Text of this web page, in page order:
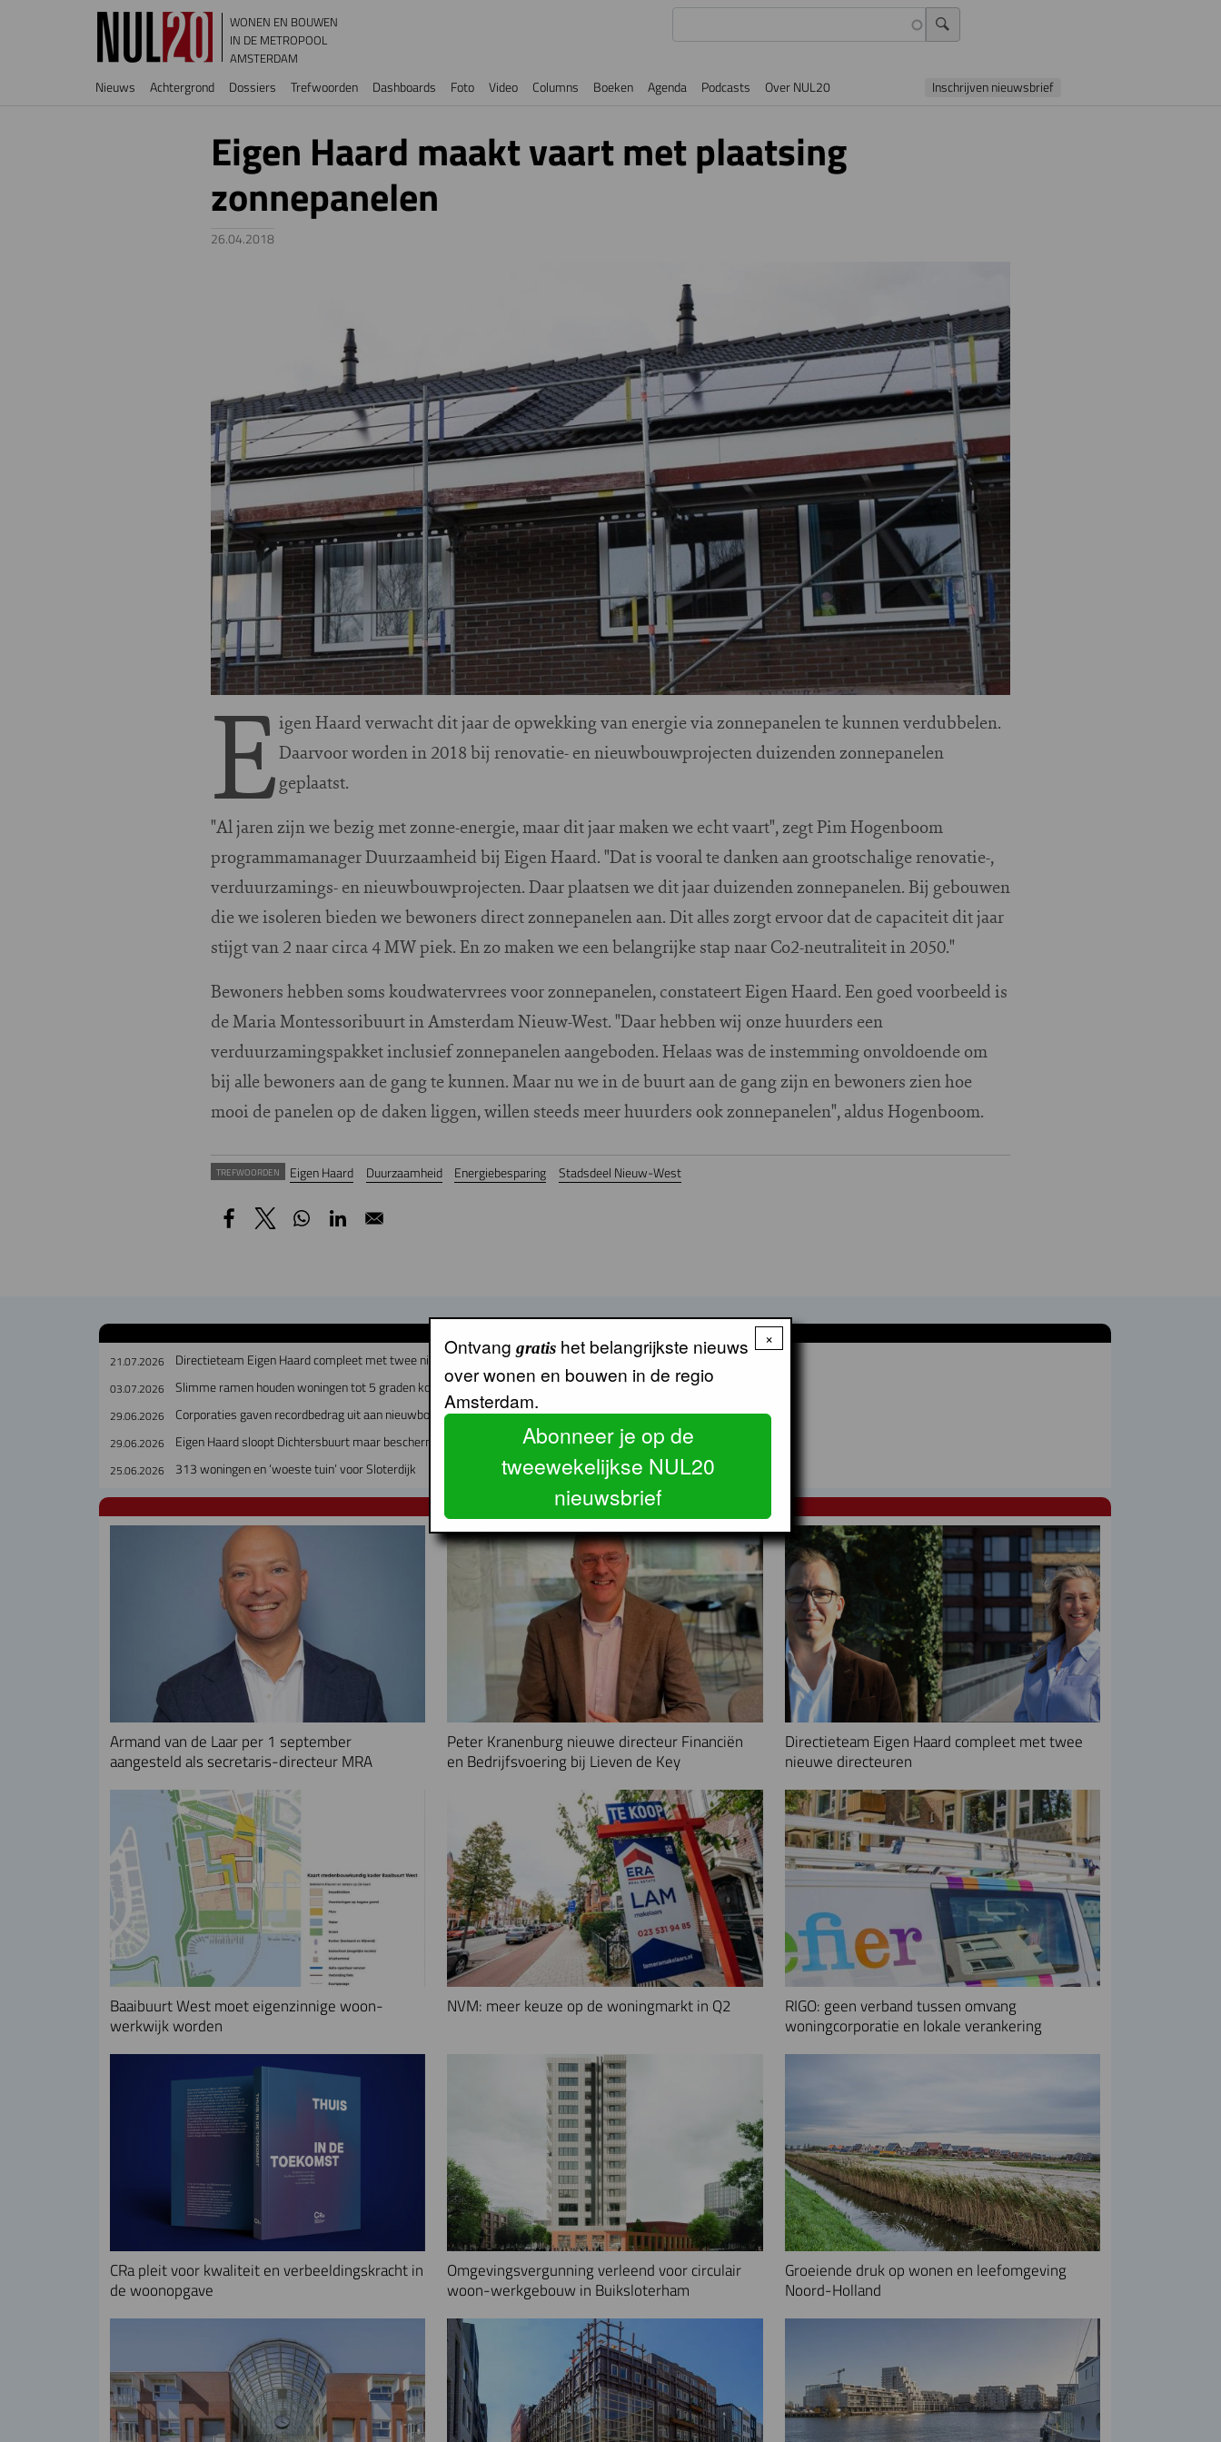
Overslaan en naar de inhoud gaan
WONEN EN BOUWEN
IN DE METROPOOL
AMSTERDAM
Hoofdnavigatie
Nieuws Achtergrond Dossiers Trefwoorden Dashboards Foto Video Columns Boeken Agenda Podcasts Over NUL20 Inschrijven nieuwsbrief
Eigen Haard maakt vaart met plaatsing
zonnepanelen
26.04.2018
Eigen Haard verwacht dit jaar de opwekking van energie via zonnepanelen te kunnen verdubbelen.
Daarvoor worden in 2018 bij renovatie- en nieuwbouwprojecten duizenden zonnepanelen
geplaatst.
"Al jaren zijn we bezig met zonne-energie, maar dit jaar maken we echt vaart", zegt Pim Hogenboom
programmamanager Duurzaamheid bij Eigen Haard. "Dat is vooral te danken aan grootschalige renovatie-,
verduurzamings- en nieuwbouwprojecten. Daar plaatsen we dit jaar duizenden zonnepanelen. Bij gebouwen
die we isoleren bieden we bewoners direct zonnepanelen aan. Dit alles zorgt ervoor dat de capaciteit dit jaar
stijgt van 2 naar circa 4 MW piek. En zo maken we een belangrijke stap naar Co2-neutraliteit in 2050."
Bewoners hebben soms koudwatervrees voor zonnepanelen, constateert Eigen Haard. Een goed voorbeeld is
de Maria Montessoribuurt in Amsterdam Nieuw-West. "Daar hebben wij onze huurders een
verduurzamingspakket inclusief zonnepanelen aangeboden. Helaas was de instemming onvoldoende om
bij alle bewoners aan de gang te kunnen. Maar nu we in de buurt aan de gang zijn en bewoners zien hoe
mooi de panelen op de daken liggen, willen steeds meer huurders ook zonnepanelen", aldus Hogenboom.
TREFWOORDEN Eigen Haard Duurzaamheid Energiebesparing Stadsdeel Nieuw-West
21.07.2026 Directieteam Eigen Haard compleet met twee nieuwe directeuren
03.07.2026 Slimme ramen houden woningen tot 5 graden koeler
29.06.2026 Corporaties gaven recordbedrag uit aan nieuwbouw en instandhouding
29.06.2026 Eigen Haard sloopt Dichtersbuurt maar beschermt sociale netwerken
25.06.2026 313 woningen en ‘woeste tuin’ voor Sloterdijk
NUL20 NIEUWS
Armand van de Laar per 1 september
aangesteld als secretaris-directeur MRA
Peter Kranenburg nieuwe directeur Financiën
en Bedrijfsvoering bij Lieven de Key
Directieteam Eigen Haard compleet met twee
nieuwe directeuren
Baaibuurt West moet eigenzinnige woon-
werkwijk worden
NVM: meer keuze op de woningmarkt in Q2
RIGO: geen verband tussen omvang
woningcorporatie en lokale verankering
CRa pleit voor kwaliteit en verbeeldingskracht in
de woonopgave
Omgevingsvergunning verleend voor circulair
woon-werkgebouw in Buiksloterham
Groeiende druk op wonen en leefomgeving
Noord-Holland
×
Ontvang gratis het belangrijkste nieuws
over wonen en bouwen in de regio
Amsterdam.
Abonneer je op de
tweewekelijkse NUL20
nieuwsbrief